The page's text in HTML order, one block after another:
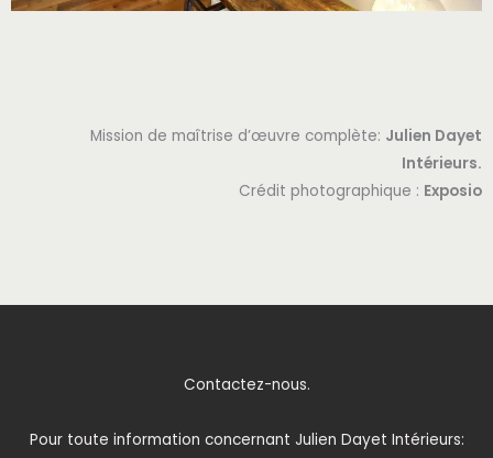
Mission de maîtrise d’œuvre complète: Julien Dayet
Intérieurs.
Crédit photographique : Exposio
Contactez-nous.
Pour toute information concernant Julien Dayet Intérieurs: